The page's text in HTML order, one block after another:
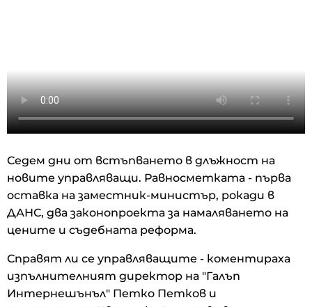
Седем дни от встъпването в длъжност на
новите управляващи. Равносметката - първа
оставка на заместник-министър, рокади в
ДАНС, два законопроекта за намаляването на
цените и съдебната реформа.
Справят ли се управляващите - коментираха
изпълнителният директор на "Галъп
Интернешънъл" Петко Петков и